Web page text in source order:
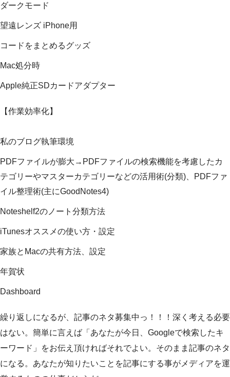
ダークモード
望遠レンズ iPhone用
コードをまとめるグッズ
Mac処分時
Apple純正SDカードアダプター
【作業効率化】
私のブログ執筆環境
PDFファイルが膨大→PDFファイルの検索機能を考慮したカ
テゴリーやマスターカテゴリーなどの活用術(分類)、PDFファ
イル整理術(主にGoodNotes4)
Noteshelf2のノート分類方法
iTunesオススメの使い方・設定
家族とMacの共有方法、設定
年賀状
Dashboard
繰り返しになるが、記事のネタ募集中っ！！！深く考える必要
はない。簡単に言えば「あなたが今日、Googleで検索したキ
ーワード」をお伝え頂ければそれでよい。そのまま記事のネタ
になる。あなたが知りたいことを記事にする事がメディアを運